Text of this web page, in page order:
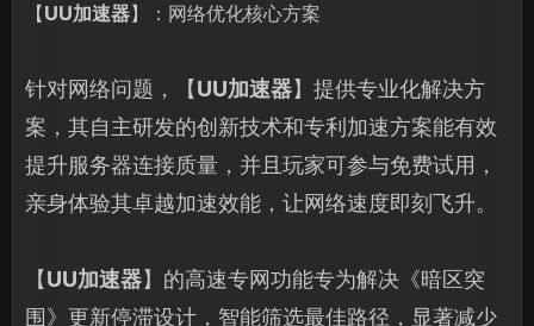
【UU加速器】：网络优化核心方案
针对网络问题，【UU加速器】提供专业化解决方
案，其自主研发的创新技术和专利加速方案能有效
提升服务器连接质量，并且玩家可参与免费试用，
亲身体验其卓越加速效能，让网络速度即刻飞升。
【UU加速器】的高速专网功能专为解决《暗区突
围》更新停滞设计，智能筛选最佳路径，显著减少